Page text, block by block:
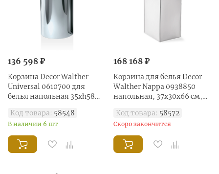
136 598 ₽
Корзина Decor Walther
Universal 0610700 для
белья напольная 35xh58
Код товара: 58548
В наличии 6 шт
168 168 ₽
Корзина для белья Decor
Walther Nappa 0938850
напольная, 37х30х66 см,
Код товара: 58572
Скоро закончится